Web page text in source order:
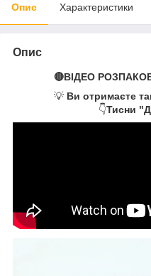
Опис Характеристики
Опис
🔴ВІДЕО
💡 Ви отримаєте
👇Тисни